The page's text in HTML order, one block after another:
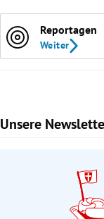
Reportagen
Weiter
Unsere
Slide 1 von 9